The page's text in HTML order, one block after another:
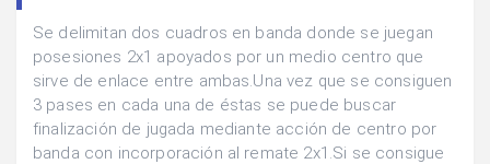
Se delimitan dos cuadros en banda donde se juegan
posesiones 2x1 apoyados por un medio centro que
sirve de enlace entre ambas.Una vez que se consiguen
3 pases en cada una de éstas se puede buscar
finalización de jugada mediante acción de centro por
banda con incorporación al remate 2x1.Si se consigue